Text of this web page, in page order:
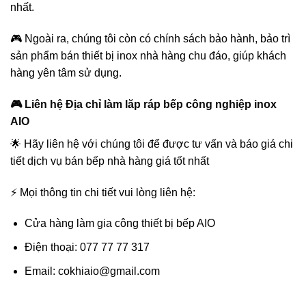
nhất.
🎮 Ngoài ra, chúng tôi còn có chính sách bảo hành, bảo trì
sản phẩm bán thiết bị inox nhà hàng chu đáo, giúp khách
hàng yên tâm sử dụng.
🎮 Liên hệ Địa chỉ làm lăp ráp bếp công nghiệp inox
AIO
🌟 Hãy liên hệ với chúng tôi để được tư vấn và báo giá chi
tiết dịch vụ bán bếp nhà hàng giá tốt nhất
⚡ Mọi thông tin chi tiết vui lòng liên hệ:
Cửa hàng làm gia công thiết bị bếp AIO
Điện thoại: 077 77 77 317
Email: cokhiaio@gmail.com